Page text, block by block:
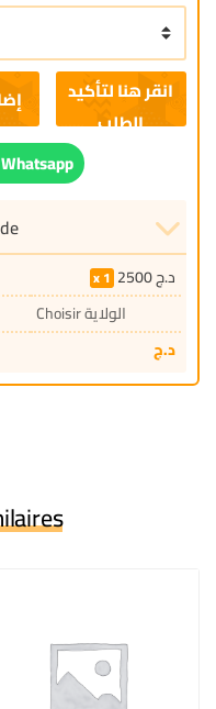
1 2500د.ج
Choisir الولاية
د.ج